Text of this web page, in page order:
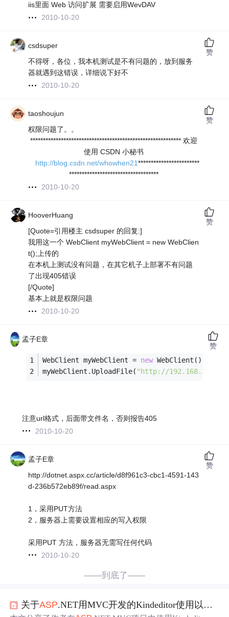
iis里面 Web 访问扩展 需要启用WevDAV
2010-10-20
csdsuper
不得呀，各位，我本机测试是不有问题的，放到服务
器就遇到这错误，详细说下好不
2010-10-20
赞
taoshoujun
权限问题了。。
*********************************************************** 欢迎
使用 CSDN 小秘书
http://blog.csdn.net/whowhen21************************
***********************************
2010-10-20
赞
HooverHuang
[Quote=引用楼主 csdsuper 的回复:]
我用这一个 WebClient myWebClient = new WebClien
t();上传的
在本机上测试没有问题，在其它机子上部署不有问题
了出现405错误
[/Quote]
基本上就是权限问题
2010-10-20
赞
孟子E章
WebClient myWebClient = new WebClient();
myWebClient.UploadFile( "http://
注意url格式，后面带文件名，否则报告405
2010-10-20
赞
孟子E章
http://dotnet.aspx.cc/article/d8f961c3-cbc1-4591-143
d-236b572eb89f/read.aspx
1，采用PUT方法
2，服务器上需要设置相应的写入权限
采用PUT 方法，服务器无需写任何代码
2010-10-20
赞
——到底了——
关于ASP.NET用MVC开发的Kindeditor使用以及